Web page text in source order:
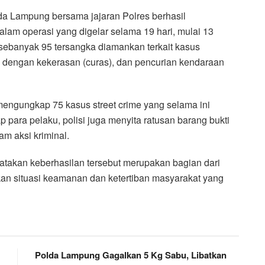
Lampung bersama jajaran Polres berhasil
operasi yang digelar selama 19 hari, mulai 13
95 tersangka diamankan terkait kasus
kekerasan (curas), dan pencurian kendaraan
75 kasus street crime yang selama ini
para pelaku, polisi juga menyita ratusan barang bukti
aksi kriminal.
keberhasilan tersebut merupakan bagian dari
situasi keamanan dan ketertiban masyarakat yang
Polda Lampung Gagalkan 5 Kg Sabu, Libatkan